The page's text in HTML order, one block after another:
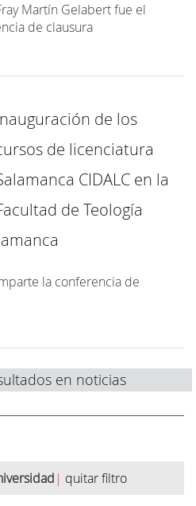
Martín Gelabert fue el
de clausura
de los
de licenciatura
CIDALC en la
de Teología
la conferencia de
en noticias
| quitar filtro